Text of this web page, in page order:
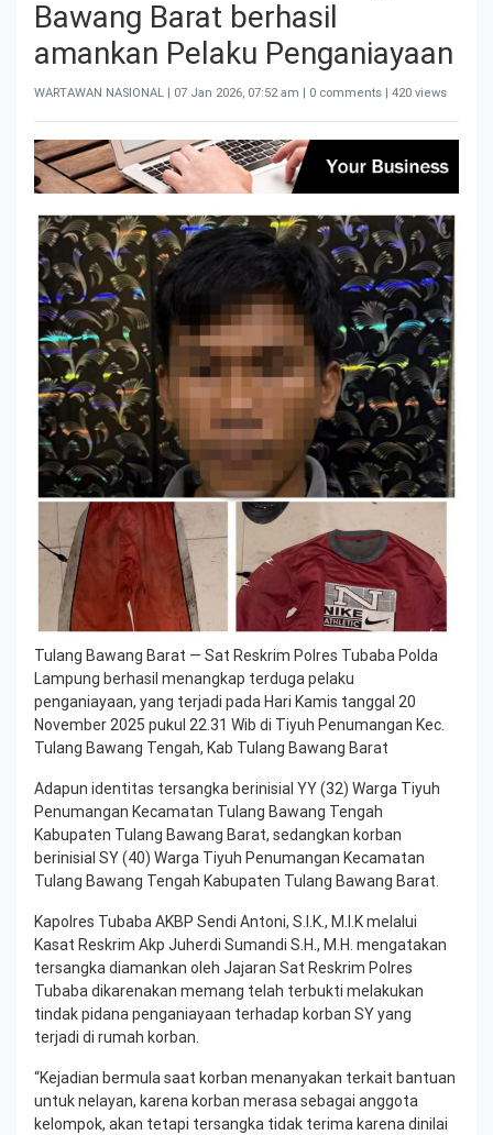
Bawang Barat berhasil
amankan Pelaku Penganiayaan
WARTAWAN NASIONAL | 07 Jan 2026, 07:52 am | 0 comments | 420 views
Tulang Bawang Barat — Sat Reskrim Polres Tubaba Polda
Lampung berhasil menangkap terduga pelaku
penganiayaan, yang terjadi pada Hari Kamis tanggal 20
November 2025 pukul 22.31 Wib di Tiyuh Penumangan Kec.
Tulang Bawang Tengah, Kab Tulang Bawang Barat
Adapun identitas tersangka berinisial YY (32) Warga Tiyuh
Penumangan Kecamatan Tulang Bawang Tengah
Kabupaten Tulang Bawang Barat, sedangkan korban
berinisial SY (40) Warga Tiyuh Penumangan Kecamatan
Tulang Bawang Tengah Kabupaten Tulang Bawang Barat.
Kapolres Tubaba AKBP Sendi Antoni, S.I.K., M.I.K melalui
Kasat Reskrim Akp Juherdi Sumandi S.H., M.H. mengatakan
tersangka diamankan oleh Jajaran Sat Reskrim Polres
Tubaba dikarenakan memang telah terbukti melakukan
tindak pidana penganiayaan terhadap korban SY yang
terjadi di rumah korban.
“Kejadian bermula saat korban menanyakan terkait bantuan
untuk nelayan, karena korban merasa sebagai anggota
kelompok, akan tetapi tersangka tidak terima karena dinilai